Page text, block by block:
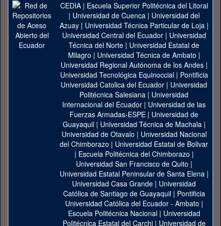
CEDIA| Escuela Superior Politécnica del Litoral
| Universidad de Cuenca| Universidad del
Azuay| Universidad Técnica Particular de Loja|
Universidad Central del Ecuador| Universidad
Técnica del Norte | Universidad Estatal de
Milagro | Universidad Técnica de Ambato |
Universidad Regional Autónoma de los Andes|
Universidad Tecnológica Equinoccial| Pontificia
Universidad Catolica del Ecuador | Universidad
Politécnica Salesiana | Universidad
Internacional del Ecuador | Universidad de las
Fuerzas Armadas-ESPE | Universidad de
Guayaquil| Universidad Técnica de Machala|
Universidad de Otavalo | Universidad Nacional
del Chimborazo | Universidad Estatal de Bolivar
| Escuela Politécnica del Chimborazo |
Universidad San Francisco de Quito |
Universidad Estatal Peninsular de Santa Elena|
Universidad Casa Grande | Universidad
Católica de Santiago de Guayaquil| Pontificia
Universidad Católica del Ecuador - Ambato |
Escuela Politécnica Nacional| Universidad
Politécnica Estatal del Carchi| Universidad de